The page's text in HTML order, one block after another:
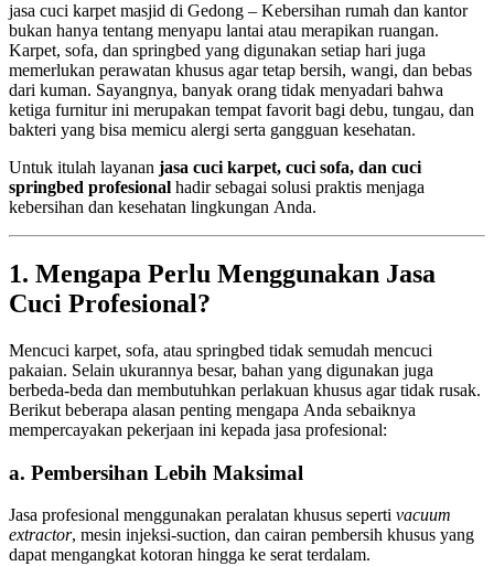
jasa cuci karpet masjid di Gedong – Kebersihan rumah dan kantor
bukan hanya tentang menyapu lantai atau merapikan ruangan.
Karpet, sofa, dan springbed yang digunakan setiap hari juga
memerlukan perawatan khusus agar tetap bersih, wangi, dan bebas
dari kuman. Sayangnya, banyak orang tidak menyadari bahwa
ketiga furnitur ini merupakan tempat favorit bagi debu, tungau, dan
bakteri yang bisa memicu alergi serta gangguan kesehatan.
Untuk itulah layanan jasa cuci karpet, cuci sofa, dan cuci
springbed profesional hadir sebagai solusi praktis menjaga
kebersihan dan kesehatan lingkungan Anda.
1. Mengapa Perlu Menggunakan Jasa
Cuci Profesional?
Mencuci karpet, sofa, atau springbed tidak semudah mencuci
pakaian. Selain ukurannya besar, bahan yang digunakan juga
berbeda-beda dan membutuhkan perlakuan khusus agar tidak rusak.
Berikut beberapa alasan penting mengapa Anda sebaiknya
mempercayakan pekerjaan ini kepada jasa profesional:
a. Pembersihan Lebih Maksimal
Jasa profesional menggunakan peralatan khusus seperti vacuum
extractor, mesin injeksi-suction, dan cairan pembersih khusus yang
dapat mengangkat kotoran hingga ke serat terdalam.